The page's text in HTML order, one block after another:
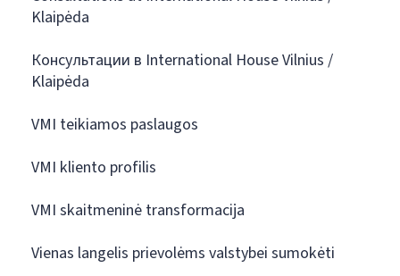
Klaipėda
Консультации в International House Vilnius /
Klaipėda
VMI teikiamos paslaugos
VMI kliento profilis
VMI skaitmeninė transformacija
Vienas langelis prievolėms valstybei sumokėti